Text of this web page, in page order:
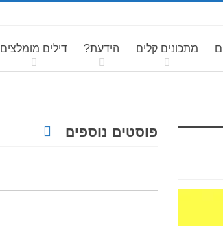
מתכונים קלים הידעת? דילים מומלצים
פוסטים נוספים